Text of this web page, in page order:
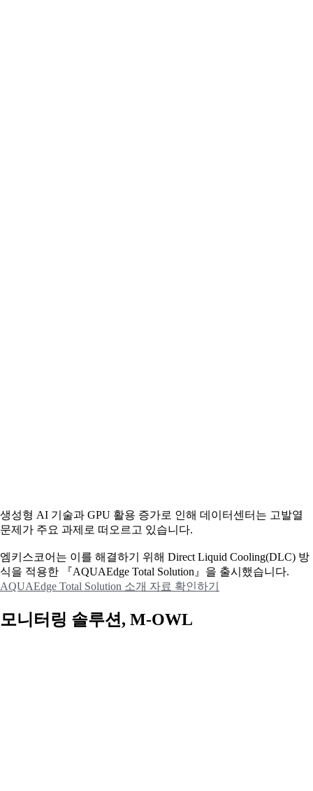
생성형 AI 기술과 GPU 활용 증가로 인해 데이터센터는 고발열
문제가 주요 과제로 떠오르고 있습니다.
엠키스코어는 이를 해결하기 위해 Direct Liquid Cooling(DLC) 방
식을 적용한 『AQUAEdge Total Solution』을 출시했습니다.
AQUAEdge Total Solution 소개 자료 확인하기
모니터링 솔루션, M-OWL